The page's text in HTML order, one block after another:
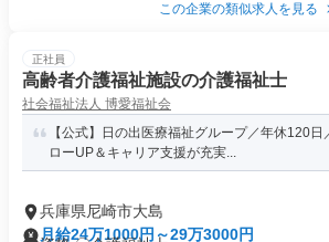
この企業の類似求人を見る
正社員
高齢者介護福祉施設の介護福祉士
社会福祉法人 博愛福祉会
【公式】日の出医療福祉グループ／年休120日
ローUP＆キャリア支援が充実...
兵庫県尼崎市大島
月給24万1000円～29万3000円